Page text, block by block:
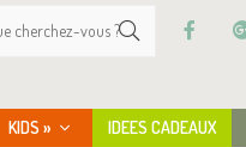
KIDS » IDEES CADEAUX